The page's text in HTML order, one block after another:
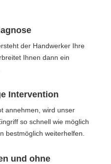
der Handwerker Ihre
Ihnen dann ein
Intervention
annehmen, wird unser
so schnell wie möglich
bestmöglich weiterhelfen.
und ohne